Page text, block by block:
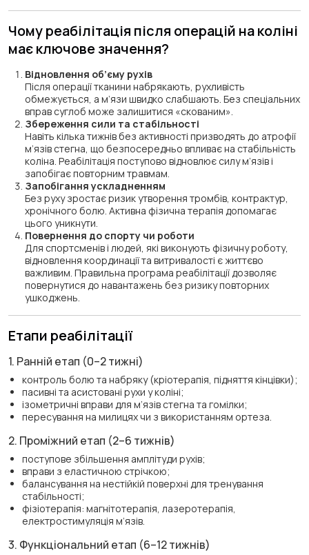
Чому реабілітація після операцій на коліні
має ключове значення?
Відновлення об’єму рухів
Після операції тканини набрякають, рухливість
обмежується, а м’язи швидко слабшають. Без спеціальних
вправ суглоб може залишитися «скованим».
Збереження сили та стабільності
Навіть кілька тижнів без активності призводять до атрофії
м’язів стегна, що безпосередньо впливає на стабільність
коліна. Реабілітація поступово відновлює силу м’язів і
запобігає повторним травмам.
Запобігання ускладненням
Без руху зростає ризик утворення тромбів, контрактур,
хронічного болю. Активна фізична терапія допомагає
цього уникнути.
Повернення до спорту чи роботи
Для спортсменів і людей, які виконують фізичну роботу,
відновлення координації та витривалості є життєво
важливим. Правильна програма реабілітації дозволяє
повернутися до навантажень без ризику повторних
ушкоджень.
Етапи реабілітації
1. Ранній етап (0–2 тижні)
контроль болю та набряку (кріотерапія, підняття кінцівки);
пасивні та асистовані рухи у коліні;
ізометричні вправи для м’язів стегна та гомілки;
пересування на милицях чи з використанням ортеза.
2. Проміжний етап (2–6 тижнів)
поступове збільшення амплітуди рухів;
вправи з еластичною стрічкою;
балансування на нестійкій поверхні для тренування
стабільності;
фізіотерапія: магнітотерапія, лазеротерапія,
електростимуляція м’язів.
3. Функціональний етап (6–12 тижнів)